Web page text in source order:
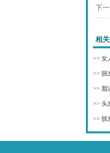
下一
相
>> 女
>> 脱
>> 脂
>> 头
>> 脱